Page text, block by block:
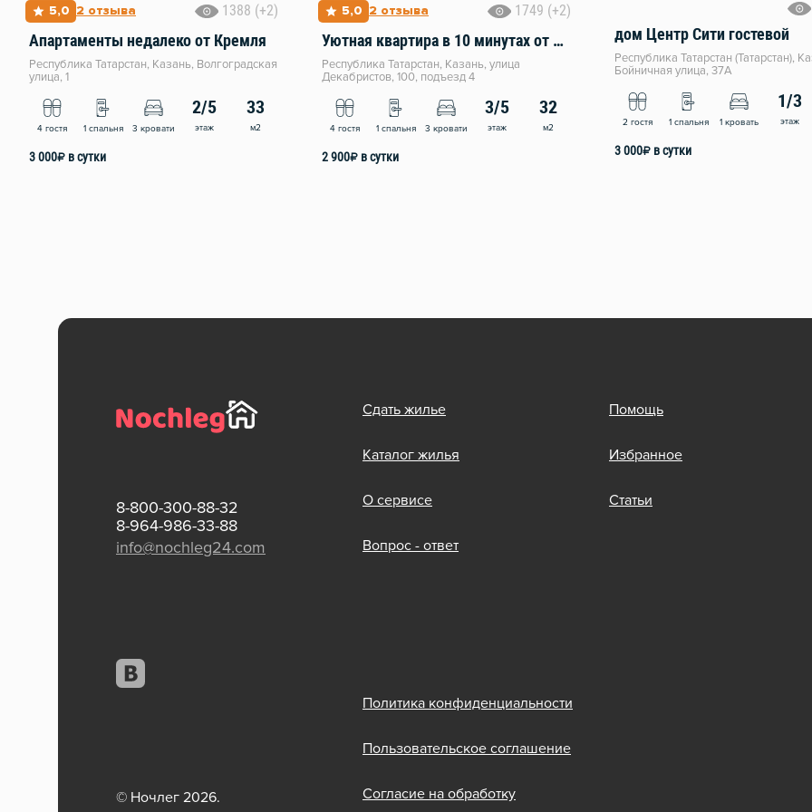
5,0 2 отзыва
1388 (+2)
Апартаменты недалеко от Кремля
Республика Татарстан, Казань, Волгоградская
улица, 1
4 гостя 1 спальня 3 кровати
2/5
этаж
33
м2
3 000₽ в сутки
5,0 2 отзыва
1749 (+2)
Уютная квартира в 10 минутах от Кремля
Республика Татарстан, Казань, улица
Декабристов, 100, подъезд 4
4 гостя 1 спальня 3 кровати
3/5
этаж
32
м2
2 900₽ в сутки
дом Центр Сити гостевой
Республика Татарстан (Татарстан),
Бойничная улица, 37А
2 гостя 1 спальня 1 кровать
1/3
этаж
3 000₽ в сутки
8-800-300-88-32
8-964-986-33-88
info@nochleg24.com
Сдать жилье
Каталог жилья
О сервисе
Вопрос - ответ
Помощь
Избранное
Статьи
© Ночлег 2026.
Политика конфиденциальности
Пользовательское соглашение
Согласие на обработку